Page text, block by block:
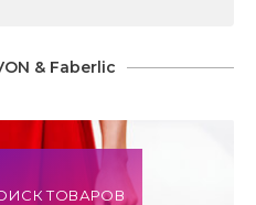
& Faberlic
ТОВАРОВ